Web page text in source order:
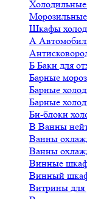
Шкафы
А
Б Баки для
Барные
Барные
Барные
Би-блоки
В Ванны
Ванны
Ванны
Винные
Винный
Витрины для